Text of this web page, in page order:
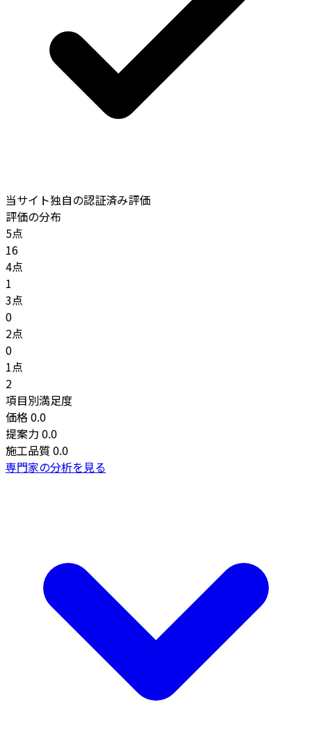
当サイト独自の認証済み評価
評価の分布
5点
16
4点
1
3点
0
2点
0
1点
2
項目別満足度
価格0.0
提案力 0.0
施工品質0.0
専門家の分析を見る